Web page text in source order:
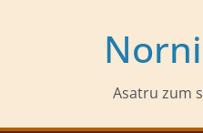
Asatru zum